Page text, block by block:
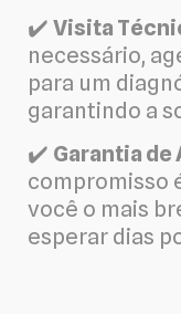
✔️ Visita
necessário,
para um
garantindo a
✔️ Garantia de
compromisso
você o mais
esperar dias